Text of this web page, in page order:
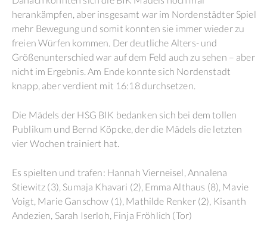
herankämpfen, aber insgesamt war im Nordenstädter Spiel
mehr Bewegung und somit konnten sie immer wieder zu
freien Würfen kommen. Der deutliche Alters- und
Größenunterschied war auf dem Feld auch zu sehen – aber
nicht im Ergebnis. Am Ende konnte sich Nordenstadt
knapp, aber verdient mit 16:18 durchsetzen.
Die Mädels der HSG BIK bedanken sich bei dem tollen
Publikum und Bernd Köpcke, der die Mädels die letzten
vier Wochen trainiert hat.
Es spielten und trafen: Hannah Vierneisel, Annalena
Stiewitz (3), Sumaja Khavari (2), Emma Althaus (8), Mavie
Voigt, Marie Ganschow (1), Mathilde Renker (2), Kisanth
Andezien, Sarah Iserloh, Finja Fröhlich (Tor)